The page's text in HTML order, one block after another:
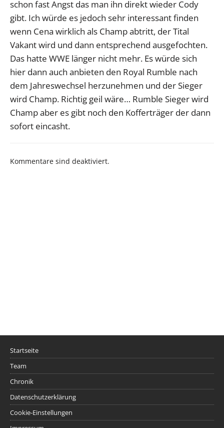
schon fast Angst das man ihn direkt wieder Cody
gibt. Ich würde es jedoch sehr interessant finden
wenn Cena wirklich als Champ abtritt, der Tital
Vakant wird und dann entsprechend ausgefochten.
Das hatte WWE länger nicht mehr. Es würde sich
hier dann auch anbieten den Royal Rumble nach
dem Jahreswechsel herzunehmen und der Sieger
wird Champ. Richtig geil wäre… Rumble Sieger wird
Champ aber es gibt noch den Kofferträger der dann
sofort eincasht.
Kommentare sind deaktiviert.
Startseite
Team
Chronik
Datenschutzerklärung
Cookie-Einstellungen